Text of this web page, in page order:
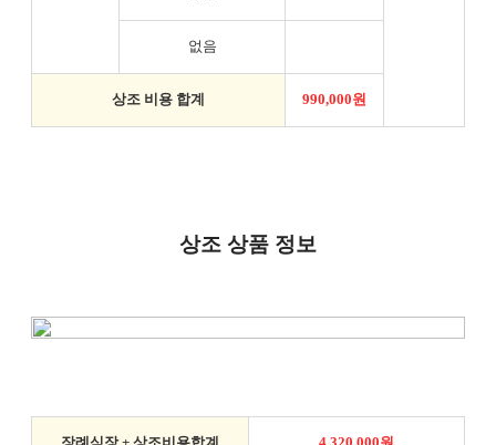
없음
상조 비용 합계 990,000원
상조 상품 정보